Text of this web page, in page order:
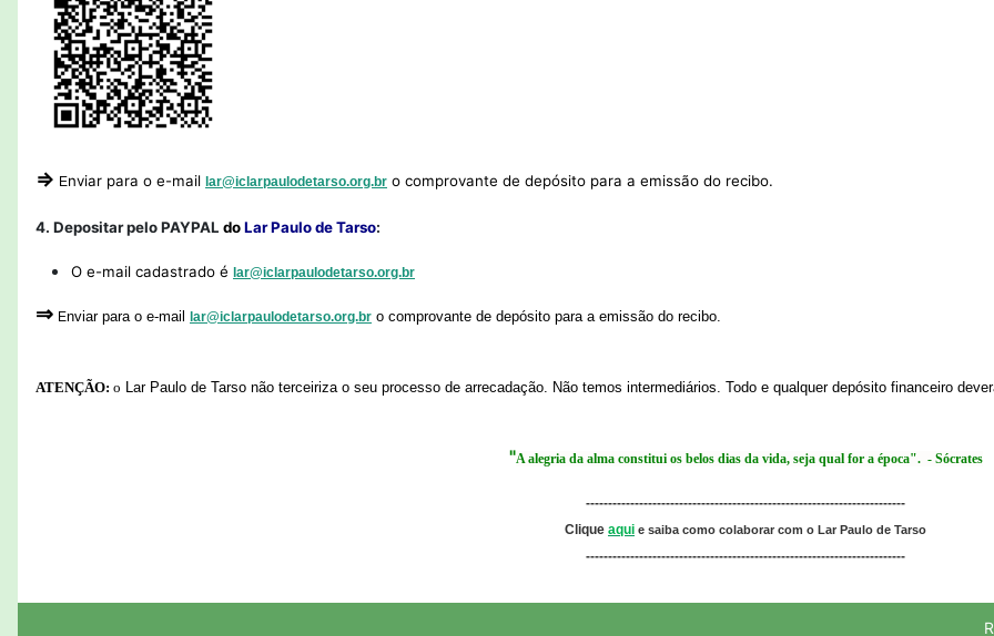
⇒ Enviar para o e-mail lar@iclarpaulodetarso.org.br o comprovante de depósito para a emissão do recibo.
4. Depositar pelo PAYPAL doLar Paulo de Tarso:
O e-mail cadastrado é lar@iclarpaulodetarso.org.br
⇒ Enviar para o e-mail lar@iclarpaulodetarso.org.br o comprovante de depósito para a emissão do recibo.
ATENÇÃO: o Lar Paulo de Tarso não terceiriza o seu processo de arrecadação. Não temos intermediários. Todo e qualquer depósito financeiro
"A alegria da alma constitui os belos dias da vida, seja qual for a época". - Sócrates
------------------------------------------------------------------------
Clique aqui e saiba como colaborar com o Lar Paulo de Tarso
------------------------------------------------------------------------